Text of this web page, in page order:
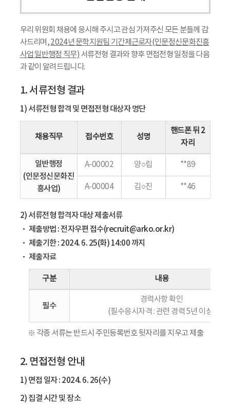
우리 위원회 채용에 응시해 주시고 관심 가져주신 모든 분들께 감
사드리며,2024년 문학지원팀 기간제근로자(인문정신문화진흥
사업 일반행정 직무) 서류전형 결과와 향후 면접전형 일정을 다음
과 같이 알려드립니다.
1. 서류전형 결과
1) 서류전형 합격 및 면접전형 대상자 명단
채용직무 접수번호 성명
핸드폰 뒤 2
자리
일반행정
(인문정신문화진
흥사업)
A-00002 양○립 **89
A-00004 김○진 **46
2) 서류전형 합격자 대상 제출서류
제출방법 : 전자우편 접수(recruit@arko.or.kr)
제출기한 : 2024. 6. 25(화) 14:00 까지
제출자료
구분 내용
필수
경력사항 확인
(필수응시자격 : 관련 경력 5년 이상)
※ 각종 서류는 반드시 주민등록번호 뒷자리를 지우고 제출
2. 면접전형 안내
1) 면접 일자 : 2024. 6. 26(수)
2) 집결 시간 및 장소